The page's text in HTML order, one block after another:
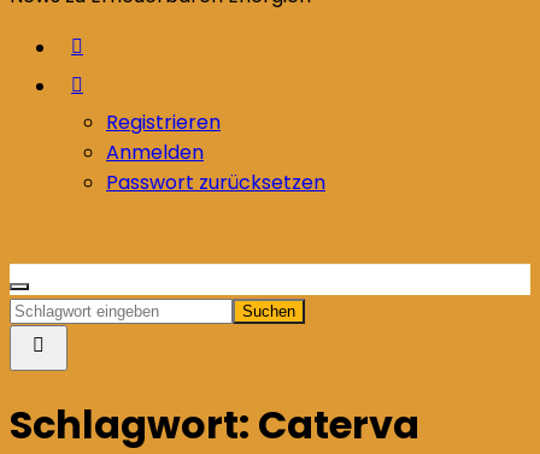
Registrieren
Anmelden
Passwort zurücksetzen
Schlagwort: Caterva